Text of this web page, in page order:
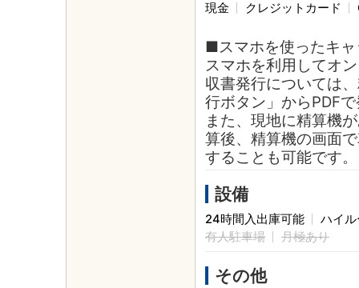
現金 クレジットカード
■スマホを使ったキ
スマホを利用してオ
収書発行については
行ボタン」からPDF
また、現地に精算機
算後、精算機の画面
することも可能です。
設備
24時間入出庫可能
ハイ
有人駐車場
月極あり
その他